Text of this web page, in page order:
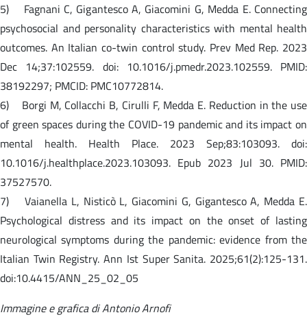
5) Fagnani C, Gigantesco A, Giacomini G, Medda E. Connecting
psychosocial and personality characteristics with mental health
outcomes. An Italian co-twin control study. Prev Med Rep. 2023
Dec 14;37:102559. doi: 10.1016/j.pmedr.2023.102559. PMID:
38192297; PMCID: PMC10772814.
6) Borgi M, Collacchi B, Cirulli F, Medda E. Reduction in the use
of green spaces during the COVID-19 pandemic and its impact on
mental health. Health Place. 2023 Sep;83:103093. doi:
10.1016/j.healthplace.2023.103093. Epub 2023 Jul 30. PMID:
37527570.
7) Vaianella L, Nisticò L, Giacomini G, Gigantesco A, Medda E.
Psychological distress and its impact on the onset of lasting
neurological symptoms during the pandemic: evidence from the
Italian Twin Registry. Ann Ist Super Sanita. 2025;61(2):125-131.
doi:10.4415/ANN_25_02_05
Immagine e grafica di Antonio Arnofi